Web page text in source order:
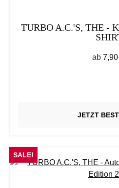
TURBO A.C.'S, THE -
ab
JETZT
SALE!